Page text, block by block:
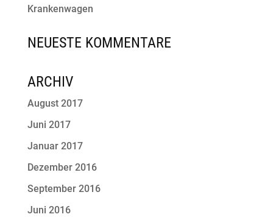
Krankenwagen
NEUESTE KOMMENTARE
ARCHIV
August 2017
Juni 2017
Januar 2017
Dezember 2016
September 2016
Juni 2016